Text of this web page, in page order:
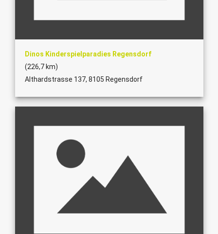
Dinos Kinderspielparadies Regensdorf
(226,7 km)
Althardstrasse 137, 8105 Regensdorf